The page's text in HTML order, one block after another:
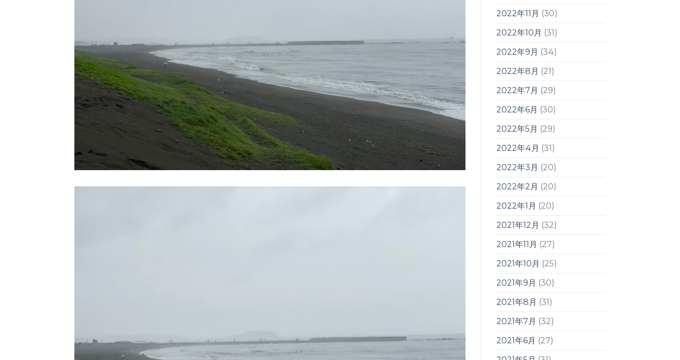
2022年11月 (30)
2022年10月 (31)
2022年9月 (34)
2022年8月 (21)
2022年7月 (29)
2022年6月 (30)
2022年5月 (29)
2022年4月 (31)
2022年3月 (20)
2022年2月 (20)
2022年1月 (20)
2021年12月 (32)
2021年11月 (27)
2021年10月 (25)
2021年9月 (30)
2021年8月 (31)
2021年7月 (32)
2021年6月 (27)